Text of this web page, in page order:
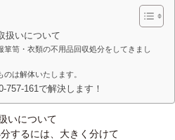
扱いについて
箪笥・衣類の不用品回収処分をしてきまし
は解体いたします。
757-161で解決します！
いについて
するには、大きく分けて